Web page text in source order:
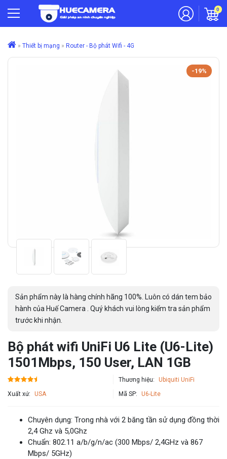
0
» Thiết bị mạng » Router - Bộ phát Wifi - 4G
-19%
Sản phẩm này là hàng chính hãng 100%. Luôn có dán tem bảo
hành của Huế Camera . Quý khách vui lòng kiểm tra sản phẩm
trước khi nhận.
Bộ phát wifi UniFi U6 Lite (U6-Lite)
1501Mbps, 150 User, LAN 1GB
Thương hiệu: Ubiquiti UniFi
Xuất xứ: USA Mã SP: U6-Lite
Chuyên dụng: Trong nhà với 2 băng tần sử dụng đồng thời
2,4 Ghz và 5,0Ghz
Chuẩn: 802.11 a/b/g/n/ac (300 Mbps/ 2,4GHz và 867
Mbps/ 5GHz)